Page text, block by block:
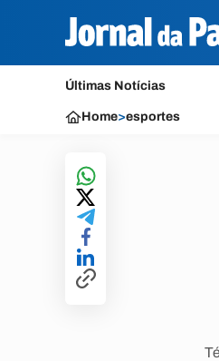
Últimas Notícias
Home>esportes